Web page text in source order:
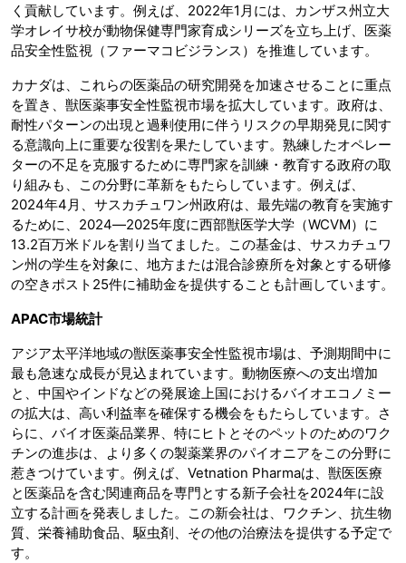
く貢献しています。例えば、2022年1月には、カンザス州立大
学オレイサ校が動物保健専門家育成シリーズを立ち上げ、医薬
品安全性監視（ファーマコビジランス）を推進しています。
カナダは、これらの医薬品の研究開発を加速させることに重点
を置き、獣医薬事安全性監視市場を拡大しています。政府は、
耐性パターンの出現と過剰使用に伴うリスクの早期発見に関す
る意識向上に重要な役割を果たしています。熟練したオペレー
ターの不足を克服するために専門家を訓練・教育する政府の取
り組みも、この分野に革新をもたらしています。例えば、
2024年4月、サスカチュワン州政府は、最先端の教育を実施す
るために、2024―2025年度に西部獣医学大学（WCVM）に
13.2百万米ドルを割り当てました。この基金は、サスカチュワ
ン州の学生を対象に、地方または混合診療所を対象とする研修
の空きポスト25件に補助金を提供することも計画しています。
APAC市場統計
アジア太平洋地域の獣医薬事安全性監視市場は、予測期間中に
最も急速な成長が見込まれています。動物医療への支出増加
と、中国やインドなどの発展途上国におけるバイオエコノミー
の拡大は、高い利益率を確保する機会をもたらしています。さ
らに、バイオ医薬品業界、特にヒトとそのペットのためのワク
チンの進歩は、より多くの製薬業界のパイオニアをこの分野に
惹きつけています。例えば、Vetnation Pharmaは、獣医医療
と医薬品を含む関連商品を専門とする新子会社を2024年に設
立する計画を発表しました。この新会社は、ワクチン、抗生物
質、栄養補助食品、駆虫剤、その他の治療法を提供する予定で
す。